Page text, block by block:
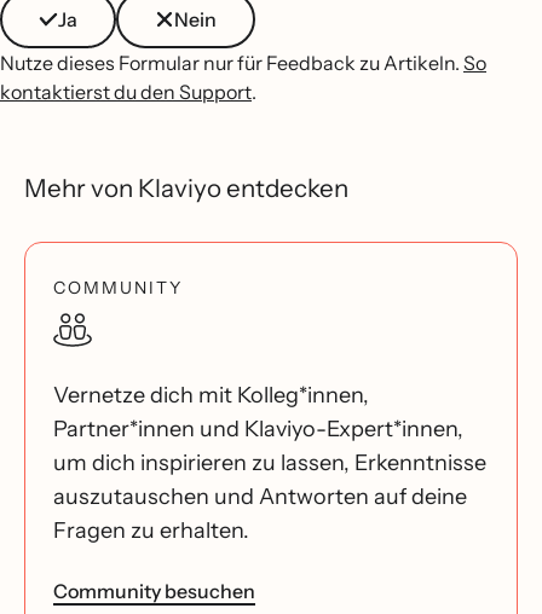
Ja
Nein
Nutze dieses Formular nur für Feedback zu Artikeln. So
kontaktierst du den Support.
Mehr von Klaviyo entdecken
COMMUNITY
Vernetze dich mit Kolleg*innen,
Partner*innen und Klaviyo-Expert*innen,
um dich inspirieren zu lassen, Erkenntnisse
auszutauschen und Antworten auf deine
Fragen zu erhalten.
Community besuchen